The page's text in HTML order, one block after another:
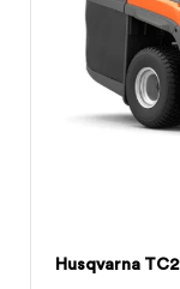
Husqvarna